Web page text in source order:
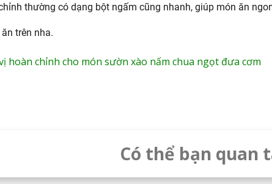
thường có dạng bột ngấm cũng nhanh, giúp món ăn
trên nha.
hoàn chỉnh cho món sườn xào nấm chua ngọt đưa cơm
Có thể bạn quan